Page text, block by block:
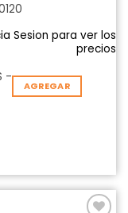
Sesion para ver los
precios
-
AGREGAR